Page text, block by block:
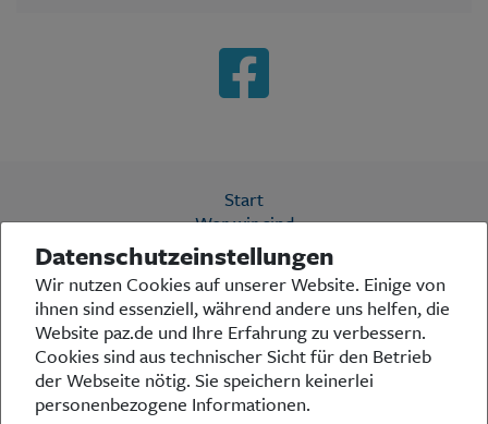
Start
Wer wir sind
Aktuelle Ausgabe
Abonnenten-Login
Abonnent werden
Abo Prämien
Archiv
Mediadaten
Politik
Datenschutzeinstellungen
Wir nutzen Cookies auf unserer Website. Einige von
ihnen sind essenziell, während andere uns helfen, die
Website paz.de und Ihre Erfahrung zu verbessern.
Cookies sind aus technischer Sicht für den Betrieb
der Webseite nötig. Sie speichern keinerlei
personenbezogene Informationen.